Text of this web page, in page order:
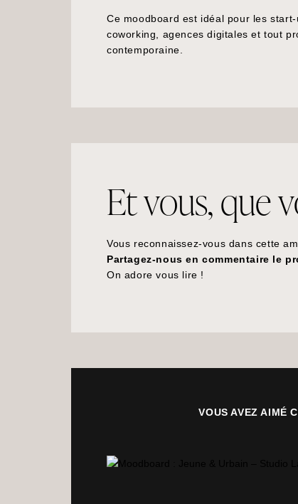
Ce moodboard est idéal pour les
coworking, agences digitales et tout
contemporaine.
Et vous, que
Vous reconnaissez-vous dans cette
Partagez-nous en commentaire le
On adore vous lire !
VOUS AVEZ AIMÉ